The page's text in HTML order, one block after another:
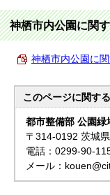
神栖市内公園に関
神栖市内公園に
このページに関する
都市整備部 公園緑
〒314-0192 茨城
電話：0299-90-
メール：